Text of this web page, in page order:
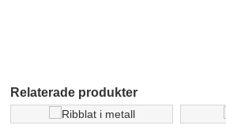
Relaterade produkter